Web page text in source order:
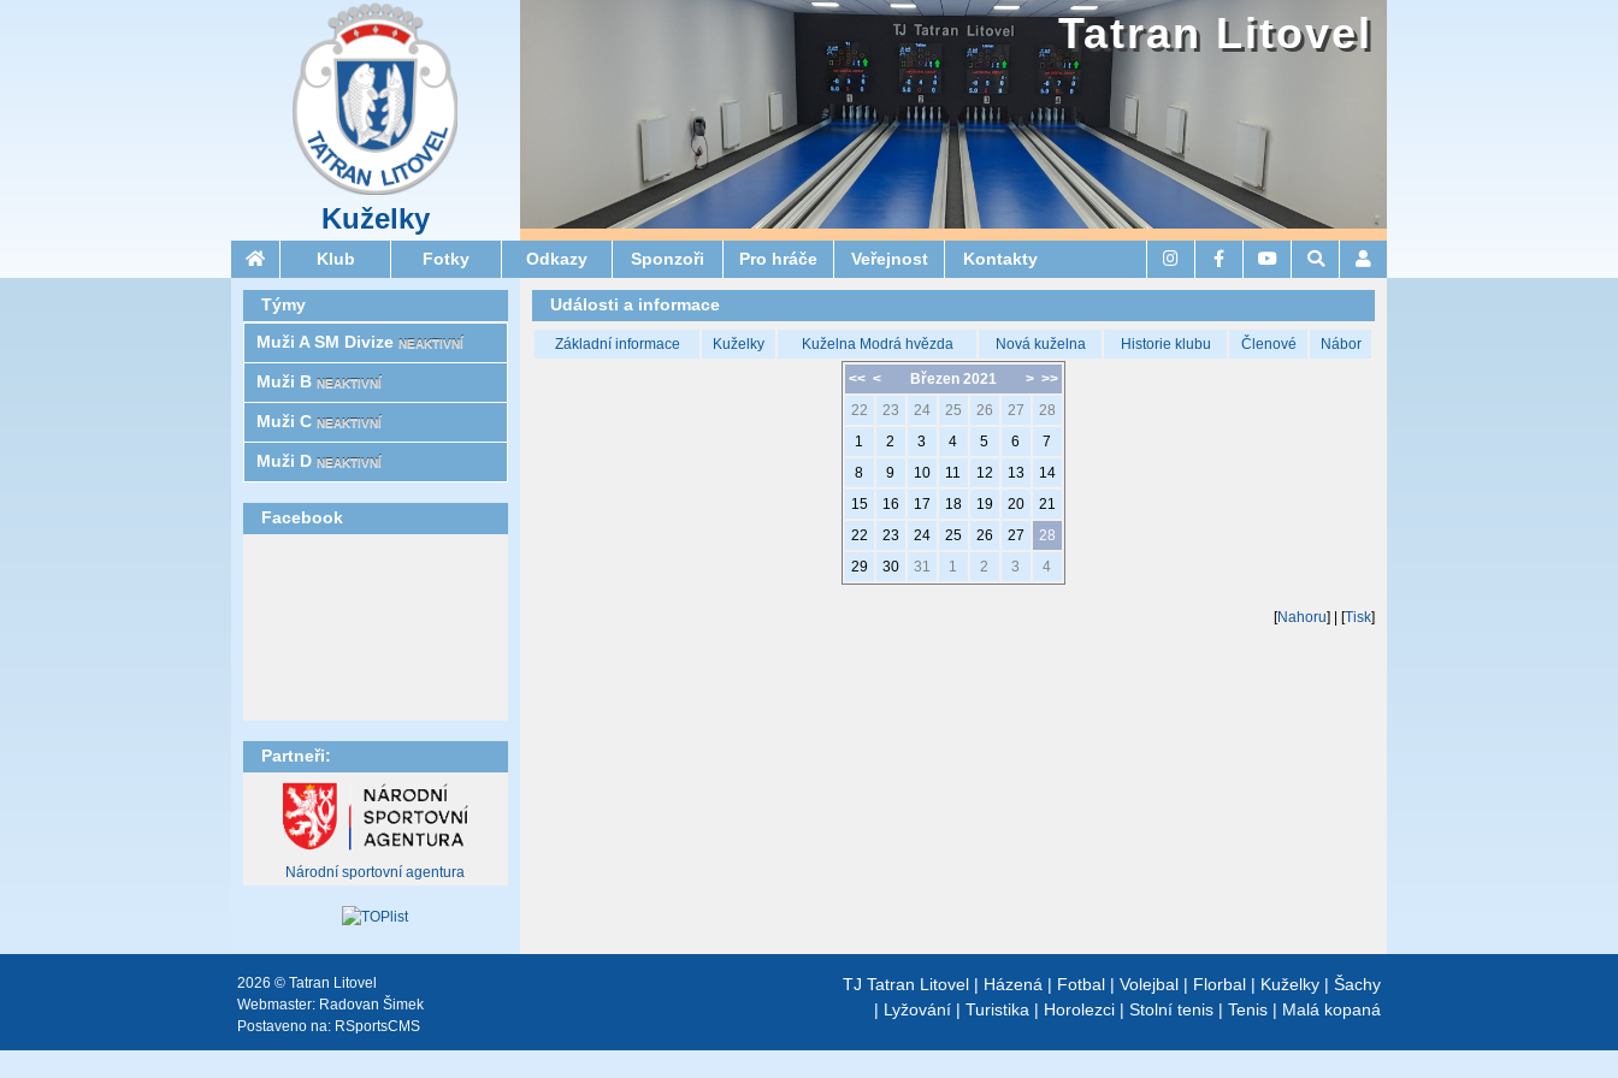
Kuželky
Tatran Litovel
Klub Fotky Odkazy Sponzoři Pro hráče Veřejnost Kontakty
Události a informace
Základní informace Kuželky Kuželna Modrá hvězda Nová kuželna Historie klubu Členové Nábor
<< < > >>
Březen 2021
22
23 24 25 26 27
28
1
2 3 4 5 6
7
8
9 10 11 12 13
14
15
16 17 18 19 20
21
22
23 24 25 26 27
28
29
30 31 1 2 3 4
[Nahoru] | [Tisk]
Týmy
Muži A SM Divize NEAKTIVNÍ
Muži B NEAKTIVNÍ
Muži C NEAKTIVNÍ
Muži D NEAKTIVNÍ
Facebook
Partneři:
Národní sportovní agentura
TJ Tatran Litovel | Házená | Fotbal | Volejbal | Florbal | Kuželky | Šachy
| Lyžování | Turistika | Horolezci | Stolní tenis | Tenis | Malá kopaná
2026 © Tatran Litovel
Webmaster: Radovan Šimek
Postaveno na: RSportsCMS